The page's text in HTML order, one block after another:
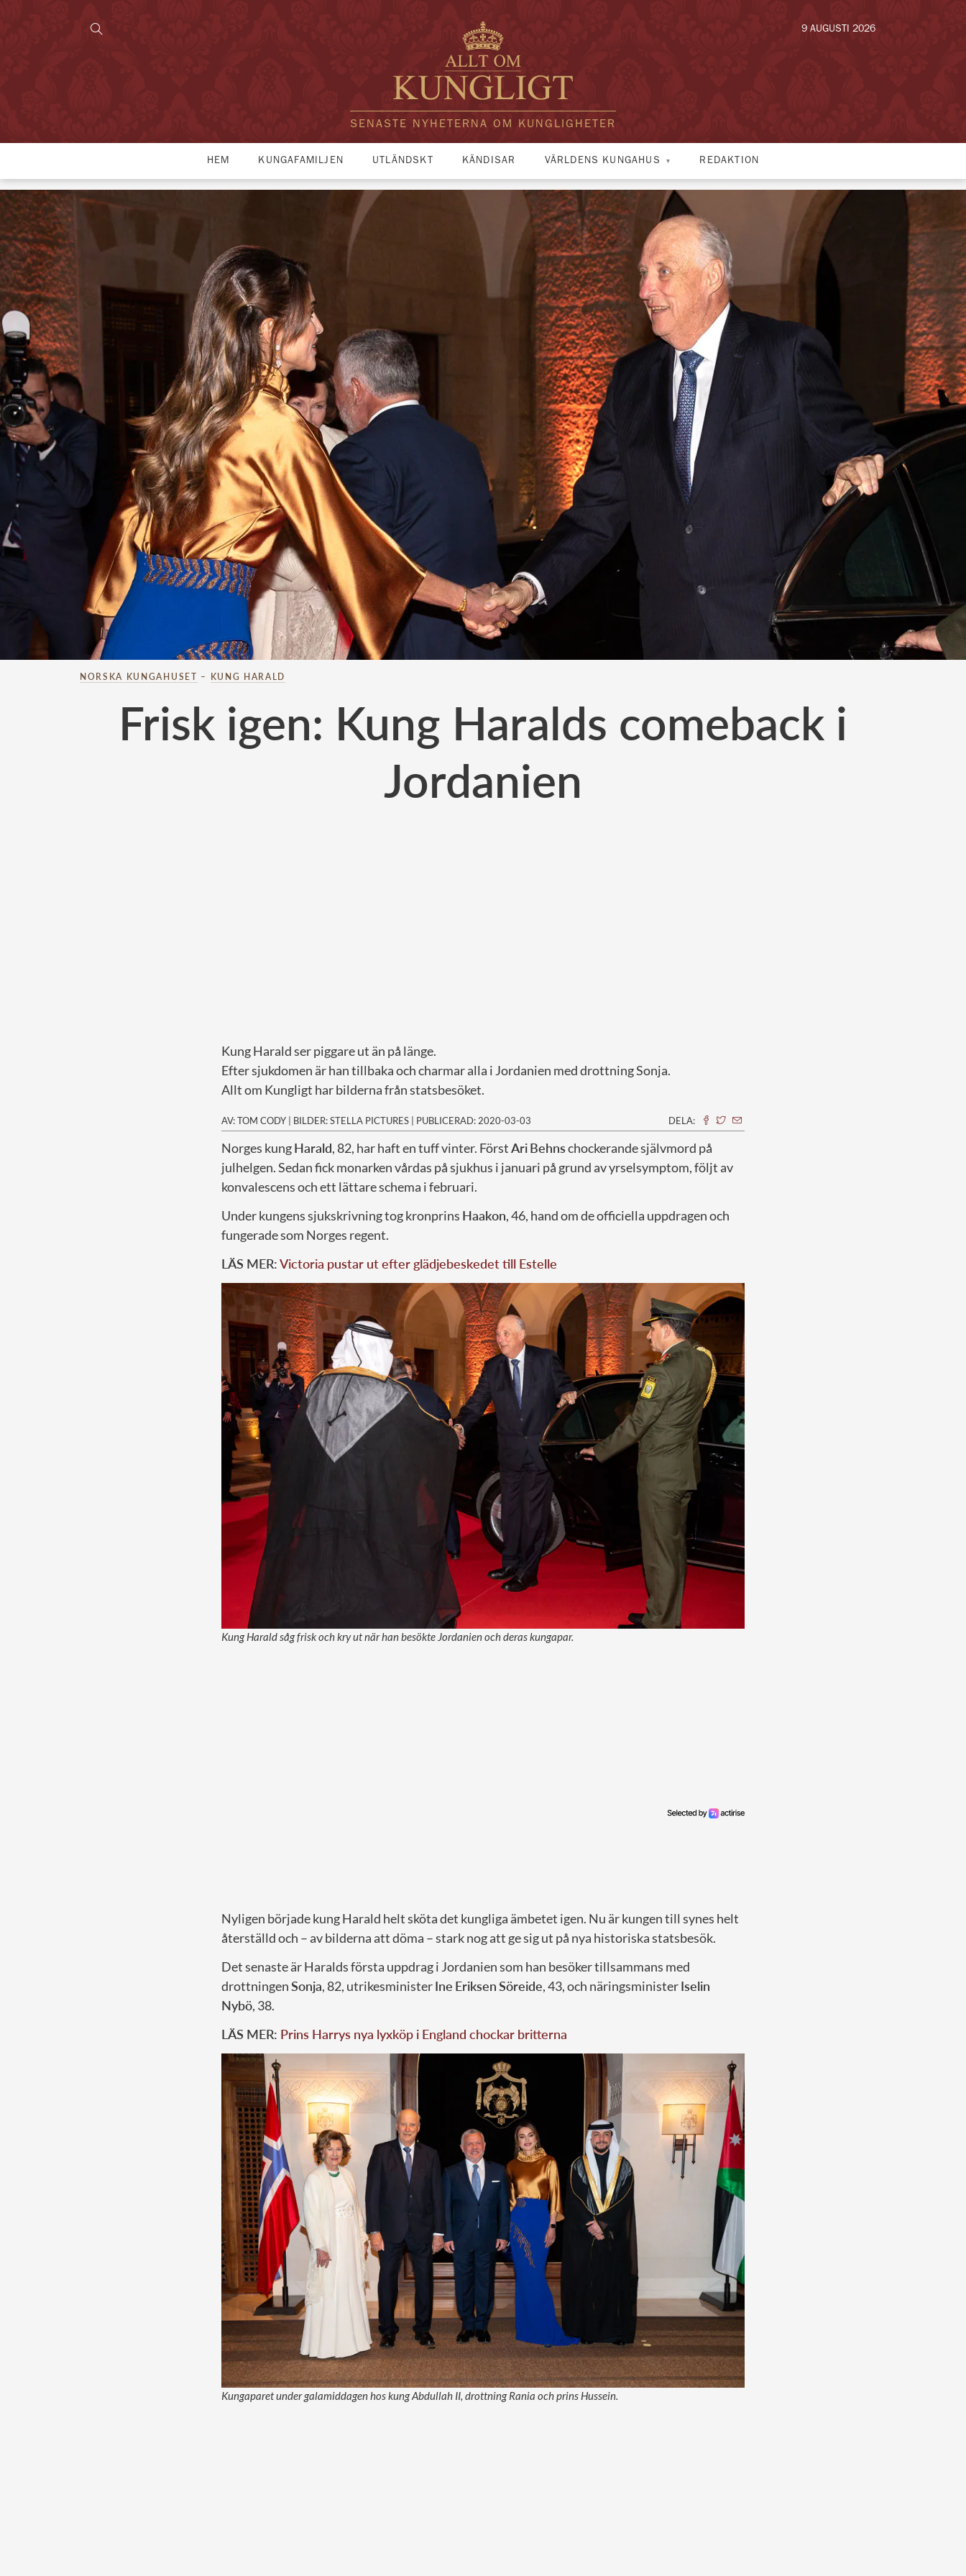
SENASTE NYHETERNA OM KUNGLIGHETER
9 AUGUSTI 2026
HEM KUNGAFAMILJEN UTLÄNDSKT KÄNDISAR VÄRLDENS KUNGAHUS REDAKTION
NORSKA KUNGAHUSET – KUNG HARALD
Frisk igen: Kung Haralds comeback i
Jordanien
Kung Harald ser piggare ut än på länge.
Efter sjukdomen är han tillbaka och charmar alla i Jordanien med drottning Sonja.
Allt om Kungligt har bilderna från statsbesöket.
AV: TOM CODY | BILDER: STELLA PICTURES | PUBLICERAD: 2020-03-03 DELA:
Norges kungHarald, 82, har haft en tuff vinter. FörstAriBehnschockerande självmord på
julhelgen. Sedan fick monarken vårdas på sjukhus i januari på grund av yrselsymptom, följt av
konvalescens och ett lättare schema i februari.
Under kungens sjukskrivning tog kronprins Haakon, 46, hand om de officiella uppdragen och
fungerade som Norges regent.
LÄS MER:Victoria pustar ut efter glädjebeskedet till Estelle
Kung Harald såg frisk och kry ut när han besökte Jordanien och deras kungapar.
Nyligen började kung Harald helt sköta det kungliga ämbetet igen. Nu är kungen till synes helt
återställd och – av bilderna att döma – stark nog att ge sig ut på nya historiska statsbesök.
Det senaste är Haralds första uppdrag i Jordanien som han besöker tillsammans med
drottningenSonja, 82, utrikesministerIne EriksenSöreide, 43, och näringsministerIselin
Nybö, 38.
LÄS MER: Prins Harrys nya lyxköp i England chockar britterna
Kungaparet under galamiddagen hos kung Abdullah II, drottning Rania och prins Hussein.